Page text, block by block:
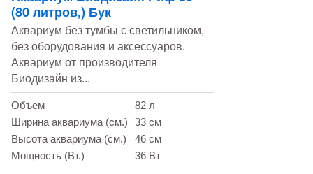
(80 литров,) Бук
Аквариум без тумбы с светильником,
без оборудования и аксессуаров.
Аквариум от производителя
Биодизайн из...
Объем
82 л
Ширина аквариума (см.)
33 см
Высота аквариума (см.)
46 см
Мощность (Вт.)
36 Вт